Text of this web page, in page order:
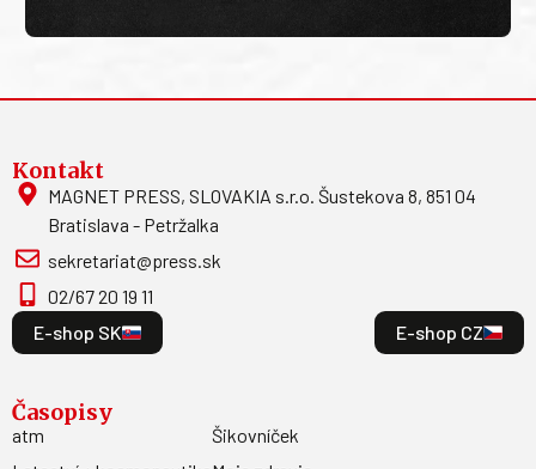
Kontakt
MAGNET PRESS, SLOVAKIA s.r.o. Šustekova 8, 851 04
Bratislava - Petržalka
sekretariat@press.sk
02/67 20 19 11
E-shop SK
E-shop CZ
Časopisy
atm
Šikovníček